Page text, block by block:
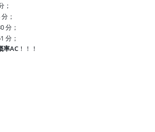
；
；
分；
分；
率AC！！！